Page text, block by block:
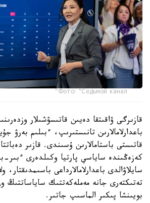
Фото: "Седьмой канал"
قازىرگى ۋاقىتقا دەيىن قاتىسۋشىلار
باعدارلامالارىن تانىستىرىپ، ءبىلىم بەرۋ
قاتىستى باستامالارىن ۇسىندى. قازىر
كەزەڭىندە ساياسي پارتيا وكىلدەرى ءبىر-
سايلاۋالدى باعدارلامالارداعى
تەتىكتەرى جانە مەملەكەتتىك ساياساتتىڭ
بويىنشا پىكىر الماسىپ جاتىر.